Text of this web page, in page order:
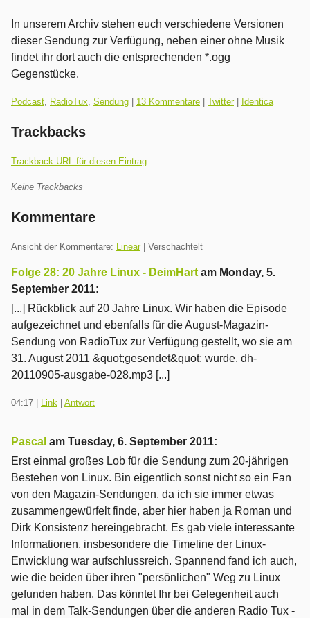
In unserem Archiv stehen euch verschiedene Versionen
dieser Sendung zur Verfügung, neben einer ohne Musik
findet ihr dort auch die entsprechenden *.ogg
Gegenstücke.
Kategorien:
Podcast, RadioTux, Sendung 13 Kommentare Twitter| Identica
Trackbacks
Trackback-URL für diesen Eintrag
Keine Trackbacks
Kommentare
Ansicht der Kommentare: Linear| Verschachtelt
Folge 28: 20 Jahre Linux - DeimHart am Monday, 5.
September 2011:
[...] Rückblick auf 20 Jahre Linux. Wir haben die Episode
aufgezeichnet und ebenfalls für die August-Magazin-
Sendung von RadioTux zur Verfügung gestellt, wo sie am
31. August 2011 &quot;gesendet&quot; wurde. dh-
20110905-ausgabe-028.mp3 [...]
04:17 Link Antwort
Pascal am Tuesday, 6. September 2011:
Erst einmal großes Lob für die Sendung zum 20-jährigen
Bestehen von Linux. Bin eigentlich sonst nicht so ein Fan
von den Magazin-Sendungen, da ich sie immer etwas
zusammengewürfelt finde, aber hier haben ja Roman und
Dirk Konsistenz hereingebracht. Es gab viele interessante
Informationen, insbesondere die Timeline der Linux-
Enwicklung war aufschlussreich. Spannend fand ich auch,
wie die beiden über ihren "persönlichen" Weg zu Linux
gefunden haben. Das könntet Ihr bei Gelegenheit auch
mal in dem Talk-Sendungen über die anderen Radio Tux -